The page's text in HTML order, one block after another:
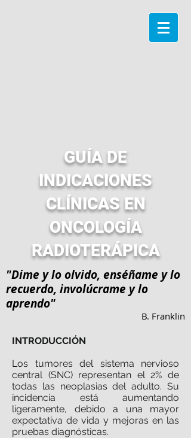
GUÍA DE
INDICACIONES
CLÍNICAS EN
ONCOLOGÍA
RADIOTERÁPICA
"Dime y lo olvido, enséñame y lo
recuerdo, involúcrame y lo
aprendo"
B. Franklin
INTRODUCCIÓN
Los tumores del sistema nervioso
central (SNC) representan el 2% de
todas las neoplasias del adulto. Su
incidencia está aumentando
ligeramente, debido a una mayor
expectativa de vida y mejoras en las
pruebas diagnósticas.